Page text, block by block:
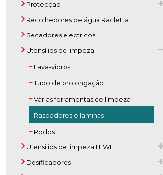
Protecçao
Recolhedores de água Racletta
Secadores electricos
Utensílios de limpeza
Lava-vidros
Tubo de prolongação
Várias ferramentas de limpeza
Raspadores e laminas
Rodos
Utensilios de limpeza LEWI
Dosificadores